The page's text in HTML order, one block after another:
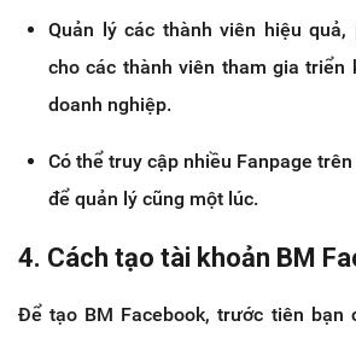
Quản lý các thành viên hiệu quả,
cho các thành viên tham gia triển
doanh nghiệp.
Có thể truy cập nhiều Fanpage
để quản lý cũng một lúc.
4. Cách tạo tài khoản BM
Để tạo BM Facebook, trước tiên bạn